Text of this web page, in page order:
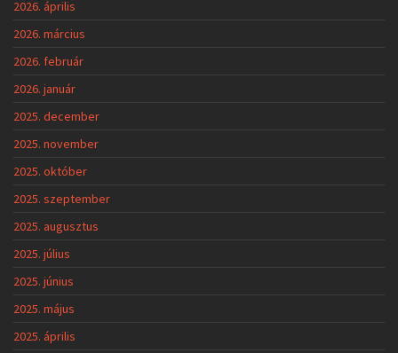
2026. április
2026. március
2026. február
2026. január
2025. december
2025. november
2025. október
2025. szeptember
2025. augusztus
2025. július
2025. június
2025. május
2025. április